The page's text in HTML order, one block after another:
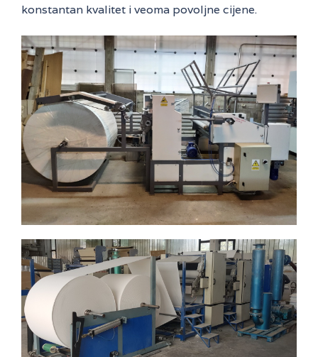
konstantan kvalitet i veoma povoljne cijene.